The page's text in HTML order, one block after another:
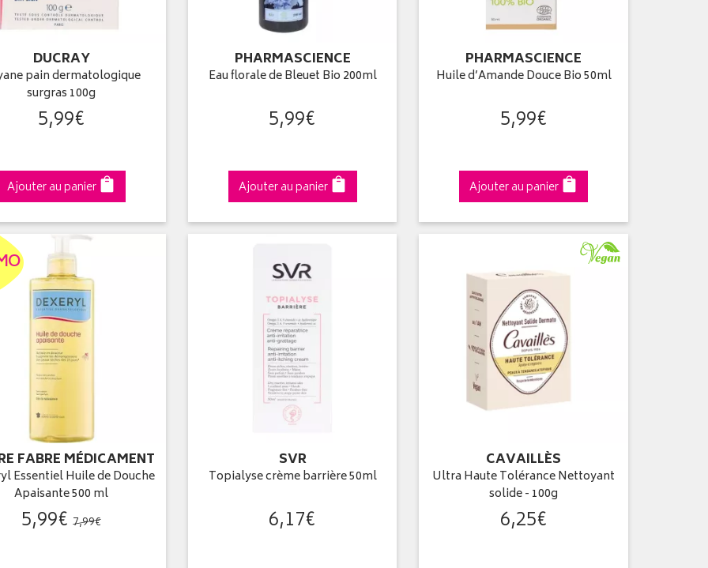
DUCRAY
pain dermatologique
surgras 100g
5,99€
Ajouter au panier
PHARMASCIENCE
Eau florale de Bleuet Bio 200ml
5,99€
Ajouter au panier
PHARMASCIENCE
Huile d’Amande Douce Bio 50ml
5,99€
Ajouter au panier
FABRE MÉDICAMENT
Essentiel Huile de Douche
Apaisante 500 ml
5,99€ 7,99€
SVR
Topialyse crème barrière 50ml
6,17€
CAVAILLÈS
Ultra Haute Tolérance Nettoyant
solide - 100g
6,25€